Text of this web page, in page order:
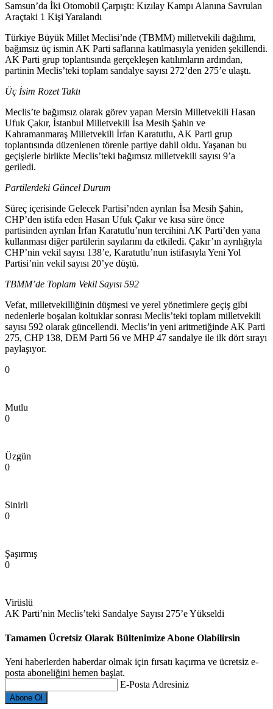
Samsun’da İki Otomobil Çarpıştı: Kızılay Kampı Alanına Savrulan
Araçtaki 1 Kişi Yaralandı
Türkiye Büyük Millet Meclisi’nde (TBMM) milletvekili dağılımı,
bağımsız üç ismin AK Parti saflarına katılmasıyla yeniden şekillendi.
AK Parti grup toplantısında gerçekleşen katılımların ardından,
partinin Meclis’teki toplam sandalye sayısı 272’den 275’e ulaştı.
Üç İsim Rozet Taktı
Meclis’te bağımsız olarak görev yapan Mersin Milletvekili Hasan
Ufuk Çakır, İstanbul Milletvekili İsa Mesih Şahin ve
Kahramanmaraş Milletvekili İrfan Karatutlu, AK Parti grup
toplantısında düzenlenen törenle partiye dahil oldu. Yaşanan bu
geçişlerle birlikte Meclis’teki bağımsız milletvekili sayısı 9’a
geriledi.
Partilerdeki Güncel Durum
Süreç içerisinde Gelecek Partisi’nden ayrılan İsa Mesih Şahin,
CHP’den istifa eden Hasan Ufuk Çakır ve kısa süre önce
partisinden ayrılan İrfan Karatutlu’nun tercihini AK Parti’den yana
kullanması diğer partilerin sayılarını da etkiledi. Çakır’ın ayrılığıyla
CHP’nin vekil sayısı 138’e, Karatutlu’nun istifasıyla Yeni Yol
Partisi’nin vekil sayısı 20’ye düştü.
TBMM’de Toplam Vekil Sayısı 592
Vefat, milletvekilliğinin düşmesi ve yerel yönetimlere geçiş gibi
nedenlerle boşalan koltuklar sonrası Meclis’teki toplam milletvekili
sayısı 592 olarak güncellendi. Meclis’in yeni aritmetiğinde AK Parti
275, CHP 138, DEM Parti 56 ve MHP 47 sandalye ile ilk dört sırayı
paylaşıyor.
0
Mutlu
0
Üzgün
0
Sinirli
0
Şaşırmış
0
Virüslü
AK Parti’nin Meclis’teki Sandalye Sayısı 275’e Yükseldi
Tamamen Ücretsiz Olarak Bültenimize Abone Olabilirsin
Yeni haberlerden haberdar olmak için fırsatı kaçırma ve ücretsiz e-
posta aboneliğini hemen başlat.
E-Posta Adresiniz